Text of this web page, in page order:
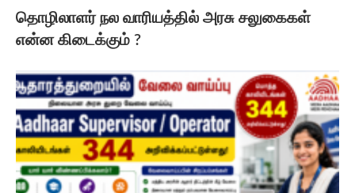
தொழிலாளர் நல வாரியத்தில் அரசு சலுகைகள்
என்ன கிடைக்கும் ?